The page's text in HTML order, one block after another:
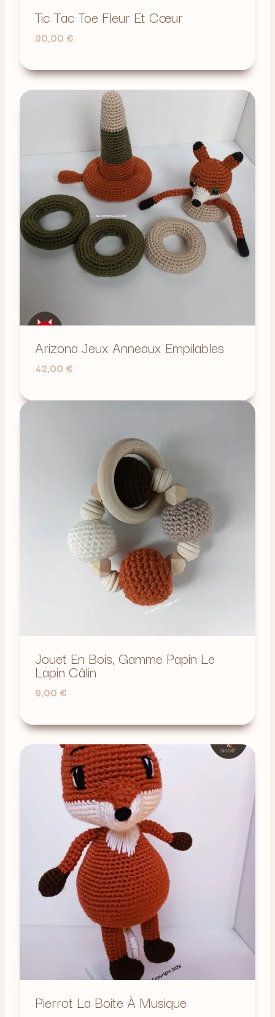
Tic Tac Toe Fleur Et Cœur
30,00 €
Arizona Jeux Anneaux Empilables
42,00 €
Jouet En Bois, Gamme Papin Le
Lapin Câlin
9,00 €
Pierrot La Boite À Musique